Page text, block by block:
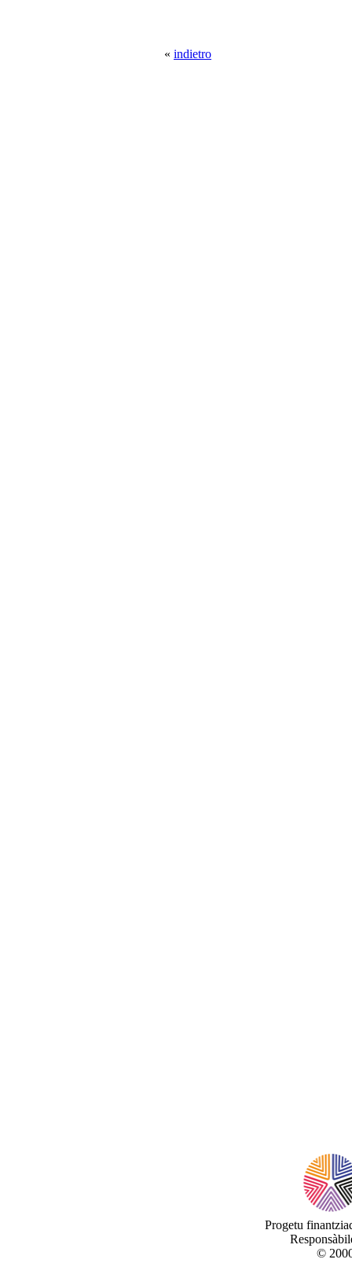
« indietro
Progetu
©